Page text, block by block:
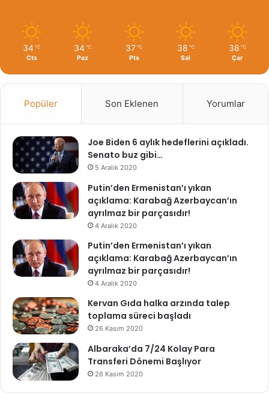
34 ℃
Cts
34 ℃
Paz
37 ℃
Pts
38 ℃
Sal
38 ℃
Çar
Popüler Son Eklenen Yorumlar
Joe Biden 6 aylık hedeflerini açıkladı.
Senato buz gibi…
5 Aralık 2020
Putin’den Ermenistan’ı yıkan
açıklama: Karabağ Azerbaycan’ın
ayrılmaz bir parçasıdır!
4 Aralık 2020
Putin’den Ermenistan’ı yıkan
açıklama: Karabağ Azerbaycan’ın
ayrılmaz bir parçasıdır!
4 Aralık 2020
Kervan Gıda halka arzında talep
toplama süreci başladı
26 Kasım 2020
Albaraka’da 7/24 Kolay Para
Transferi Dönemi Başlıyor
26 Kasım 2020